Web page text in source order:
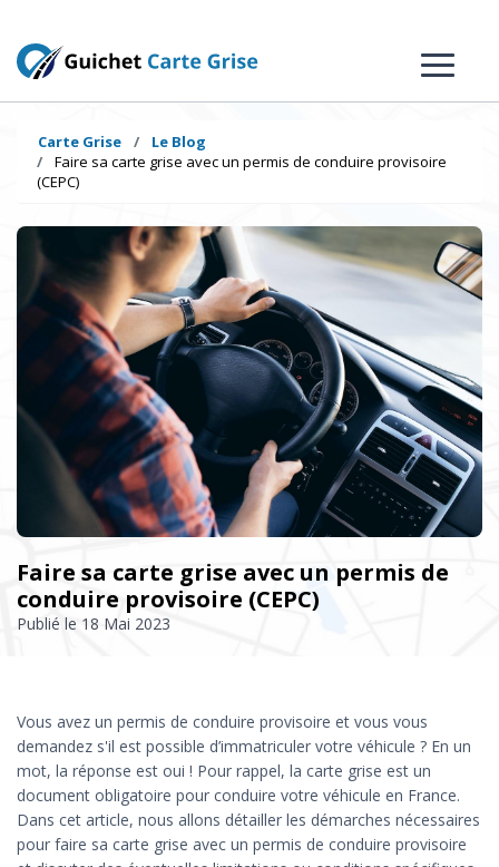
Carte Grise
Le Blog
Faire sa carte grise avec un permis de conduire provisoire
(CEPC)
Faire sa carte grise avec un permis de
conduire provisoire (CEPC)
Publié le 18 Mai 2023
Vous avez un permis de conduire provisoire et vous vous
demandez s'il est possible d’immatriculer votre véhicule ? En un
mot, la réponse est oui ! Pour rappel, la carte grise est un
document obligatoire pour conduire votre véhicule en France.
Dans cet article, nous allons détailler les démarches nécessaires
pour faire sa carte grise avec un permis de conduire provisoire